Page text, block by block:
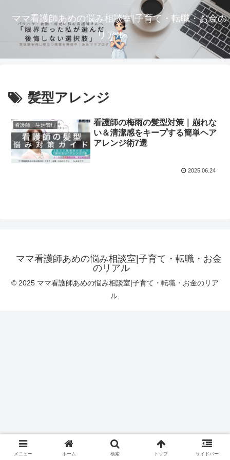
ママ看護師あめの悩み相談室|子育て・転職・お金の
リアル
髪型アレンジ
看護師 生活管理
看護師の梅雨の髪型対策｜崩れな
い＆清潔感をキープする簡単ヘア
アレンジ術7選
2025.06.24
ママ看護師あめの悩み相談室|子育て・転職・お金
のリアル
© 2025 ママ看護師あめの悩み相談室|子育て・転職・お金のリア
ル.
メニュー ホーム 検索 トップ サイドバー